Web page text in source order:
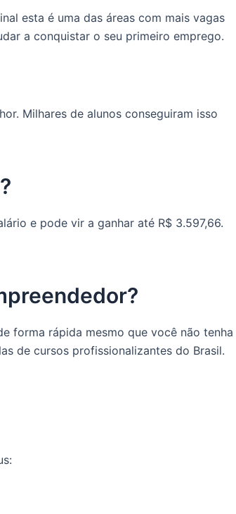
esta é uma das áreas com mais vagas
a conquistar o seu primeiro emprego.
Milhares de alunos conseguiram isso
e pode vir a ganhar até R$ 3.597,66.
forma rápida mesmo que você não tenha
de cursos profissionalizantes do Brasil.